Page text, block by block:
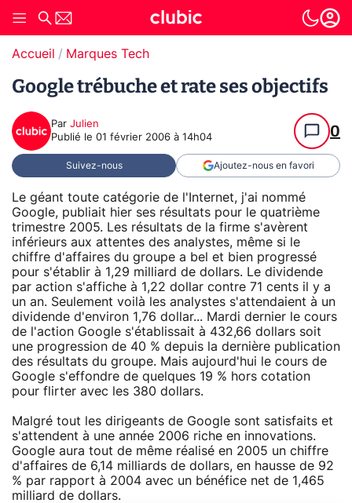
Accueil Marques Tech
Google trébuche et rate ses objectifs
Par Julien
Publié le 01 février 2006 à 14h04 0
Suivez-nous Ajoutez-nous en favori
Le géant toute catégorie de l'Internet, j'ai nommé
Google, publiait hier ses résultats pour le quatrième
trimestre 2005. Les résultats de la firme s'avèrent
inférieurs aux attentes des analystes, même si le
chiffre d'affaires du groupe a bel et bien progressé
pour s'établir à 1,29 milliard de dollars. Le dividende
par action s'affiche à 1,22 dollar contre 71 cents il y a
un an. Seulement voilà les analystes s'attendaient à un
dividende d'environ 1,76 dollar... Mardi dernier le cours
de l'action Google s'établissait à 432,66 dollars soit
une progression de 40 % depuis la dernière publication
des résultats du groupe. Mais aujourd'hui le cours de
Google s'effondre de quelques 19 % hors cotation
pour flirter avec les 380 dollars.
Malgré tout les dirigeants de Google sont satisfaits et
s'attendent à une année 2006 riche en innovations.
Google aura tout de même réalisé en 2005 un chiffre
d'affaires de 6,14 milliards de dollars, en hausse de 92
% par rapport à 2004 avec un bénéfice net de 1,465
milliard de dollars.